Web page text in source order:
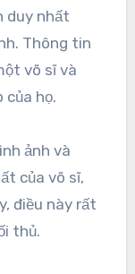
duy nhất
Thông tin
võ sĩ và
họ.
ảnh và
của võ sĩ,
điều này rất
thủ.